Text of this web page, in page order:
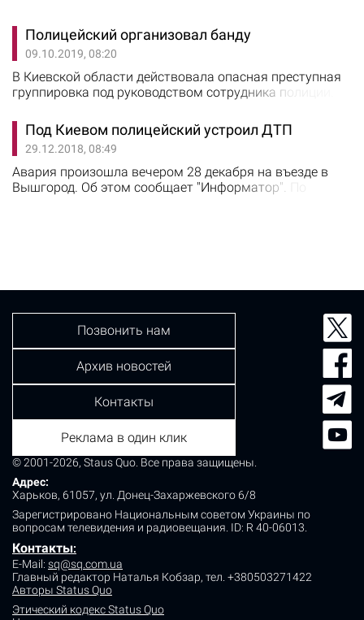
Полицейский организовал банду
09.10.2019, 08:20
В Киевской области действовала опасная преступная
группировка под руководством сотрудника полиции.
внутренней безопасности Нацпола. Старший лейтенант
полиции, использовал опыт оперативной работы в
преступных целях, организуя с подельниками налеты
на частные домовладений в различных населенных
пунктах региона. Злоумышленники похищали ценные…
Под Киевом полицейский устроил ДТП
29.12.2018, 08:49
Авария произошла вечером 28 декабря на въезде в
Вышгород. Об этом сообщает "Информатор". По
© 2001-2026, Staus Quo. Все права защищены.
Адрес:
Харьков, 61057, ул. Донец-Захаржевского 6/8
Зарегистрировано Национальным советом Украины по
вопросам телевидения и радиовещания. ID: R 40-06013.
Контакты:
E-Mail: sq@sq.com.ua
Главный редактор Наталья Кобзар, тел. +380503271422
Авторы Status Quo
Этический кодекс Status Quo
Позвонить нам
Архив новостей
Контакты
Реклама в один клик